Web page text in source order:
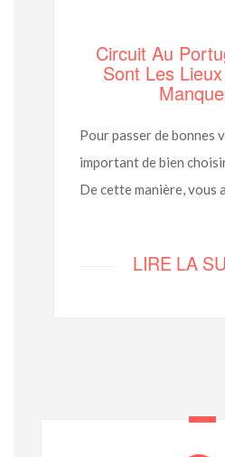
Circuit Au
Sont Les
Pour passer de bonnes
important de bien
De cette manière, vous
LIRE LA